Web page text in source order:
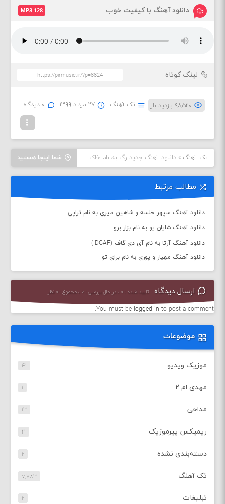
دانلود آهنگ با کیفیت خوب MP3 128
لینک کوتاه
۹۸,۵۲۰ بازدید بار تک آهنگ ۲۷ مرداد ۱۳۹۹ ۰ دیدگاه
شما اینجا هستید تک آهنگ »دانلود آهنگ جدید رگ به نام خاک
مطالب مرتبط
دانلود آهنگ سپهر خلسه و شاهین میری به نام تراپی
دانلود آهنگ شایان یو به نام بزار برو
دانلود آهنگ آرتا به نام آی دی گاف (IDGAF)
دانلود آهنگ مهیار و پوری به نام برای تو
ارسال دیدگاه تایید شده : ۰ ، در حال بررسی : ۰ ، مجموع : ۰ نظر
You must be logged in to post a comment.
موضوعات
موزیک ویدیو ۴۱
مهدی ام ۲ ۱
مداحی ۱۳
ریمیکس پیرموزیک ۲۱
دسته‌بندی نشده ۲
تک آهنگ ۷,۷۸۳
تبلیغات ۲